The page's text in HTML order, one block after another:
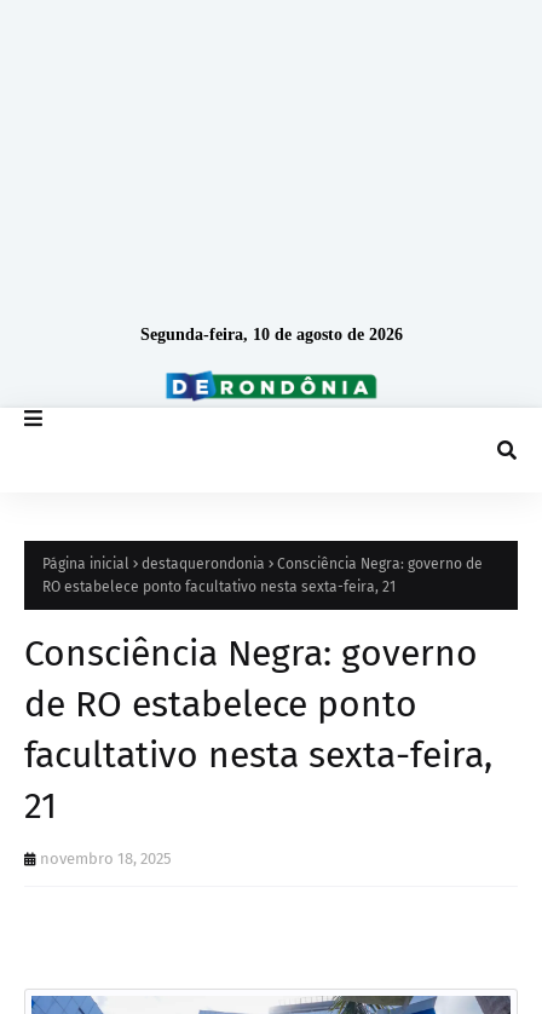
Segunda-feira, 10 de agosto de 2026
Página inicial destaquerondonia
Consciência Negra: governo de
RO estabelece ponto facultativo nesta sexta-feira, 21
Consciência Negra: governo
de RO estabelece ponto
facultativo nesta sexta-feira,
21
novembro 18, 2025